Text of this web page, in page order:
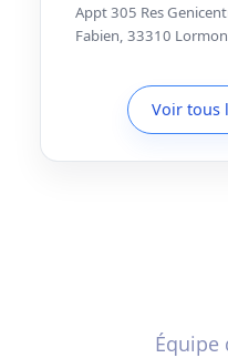
Appt 305 Res
Fabien, 33310
Voir tous
Équipe